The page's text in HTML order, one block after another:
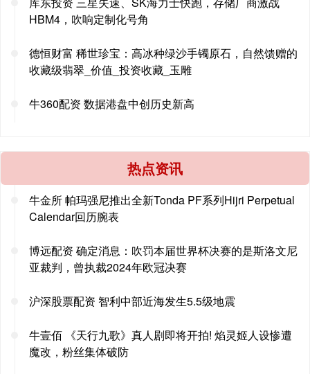
HBM4，吹响定制化号角
德恒财富 稀世珍宝：高冰种绿沙手镯原石，自然馈赠的
收藏级翡翠_价值_投资收藏_玉雕
牛360配资 数据港盘中创历史新高
热点资讯
牛金所 帕玛强尼推出全新Tonda PF系列Hijri Perpetual
Calendar回历腕表
博远配资 确定消息：吹罚本届世界杯决赛的是斯洛文尼
亚裁判，曾执裁2024年欧冠决赛
沪深股票配资 智利中部近海发生5.5级地震
牛壹佰 《天行九歌》真人剧即将开拍! 焰灵姬人设惨遭
魔改，粉丝集体破防